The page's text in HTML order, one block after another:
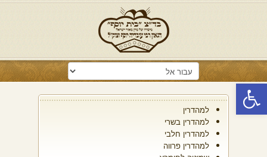
פתח סרגל נגישות
למהדרין
למהדרין בשרי
למהדרין חלבי
למהדרין פרווה